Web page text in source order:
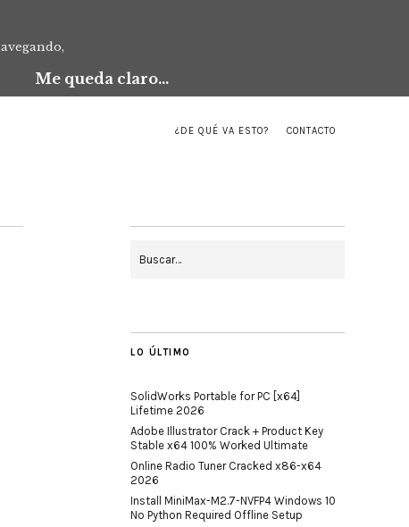
Me queda claro...
¿DE QUÉ VA ESTO? CONTACTO
LO ÚLTIMO
SolidWorks Portable for PC [x64]
Lifetime 2026
Adobe Illustrator Crack + Product Key
Stable x64 100% Worked Ultimate
Online Radio Tuner Cracked x86-x64
2026
Install MiniMax-M2.7-NVFP4 Windows 10
No Python Required Offline Setup